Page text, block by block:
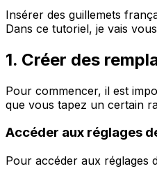
Insérer des guillemets
Dans ce tutoriel, je vais
1. Créer des
Pour commencer, il est
que vous tapez un certain
Accéder aux réglages
Pour accéder aux réglages